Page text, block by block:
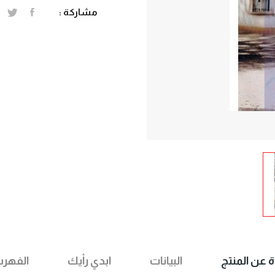
مشاركة :
عن المنتج البيانات ابدي رأيك